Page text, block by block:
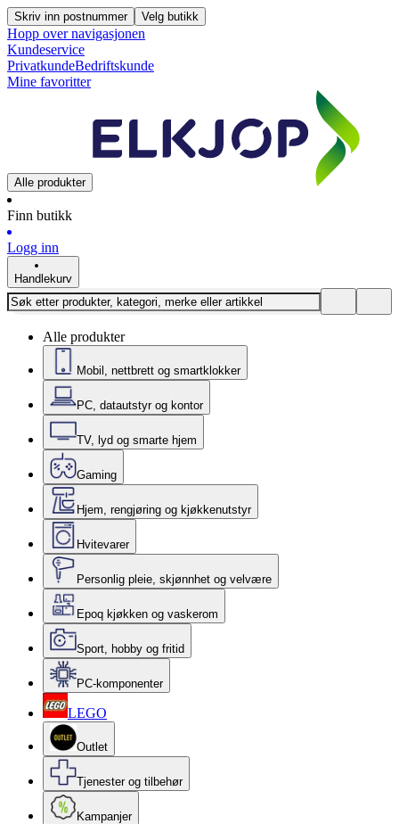
Skriv inn postnummer Velg butikk
Hopp over navigasjonen
Kundeservice
PrivatkundeBedriftskunde
Mine favoritter
Alle produkter
Finn butikk
Logg inn
Handlekurv
Alle produkter
Mobil, nettbrett og smartklokker
PC, datautstyr og kontor
TV, lyd og smarte hjem
Gaming
Hjem, rengjøring og kjøkkenutstyr
Hvitevarer
Personlig pleie, skjønnhet og velvære
Epoq kjøkken og vaskerom
Sport, hobby og fritid
PC-komponenter
LEGO
Outlet
Tjenester og tilbehør
Kampanjer